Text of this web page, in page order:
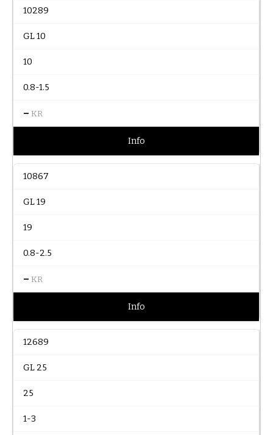
10289
GL 10
10
0.8-1.5
– KR
Info
10867
GL 19
19
0.8-2.5
– KR
Info
12689
GL 25
25
1-3